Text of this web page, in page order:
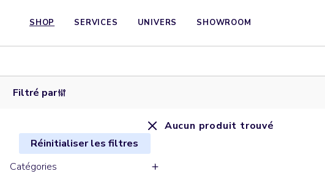
SHOP SERVICES UNIVERS SHOWROOM
Filtré par
Réinitialiser les filtres
Catégories
Aucun produit trouvé